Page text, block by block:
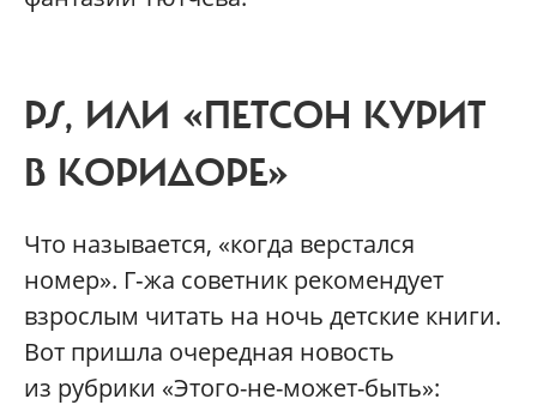
PS, ИЛИ «ПЕТСОН КУРИТ
В КОРИДОРЕ»
Что называется, «когда верстался
номер». Г‑жа советник рекомендует
взрослым читать на ночь детские книги.
Вот пришла очередная новость
из рубрики «Этого-не-может-быть»: